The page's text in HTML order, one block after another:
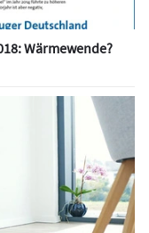
Wärmewende?